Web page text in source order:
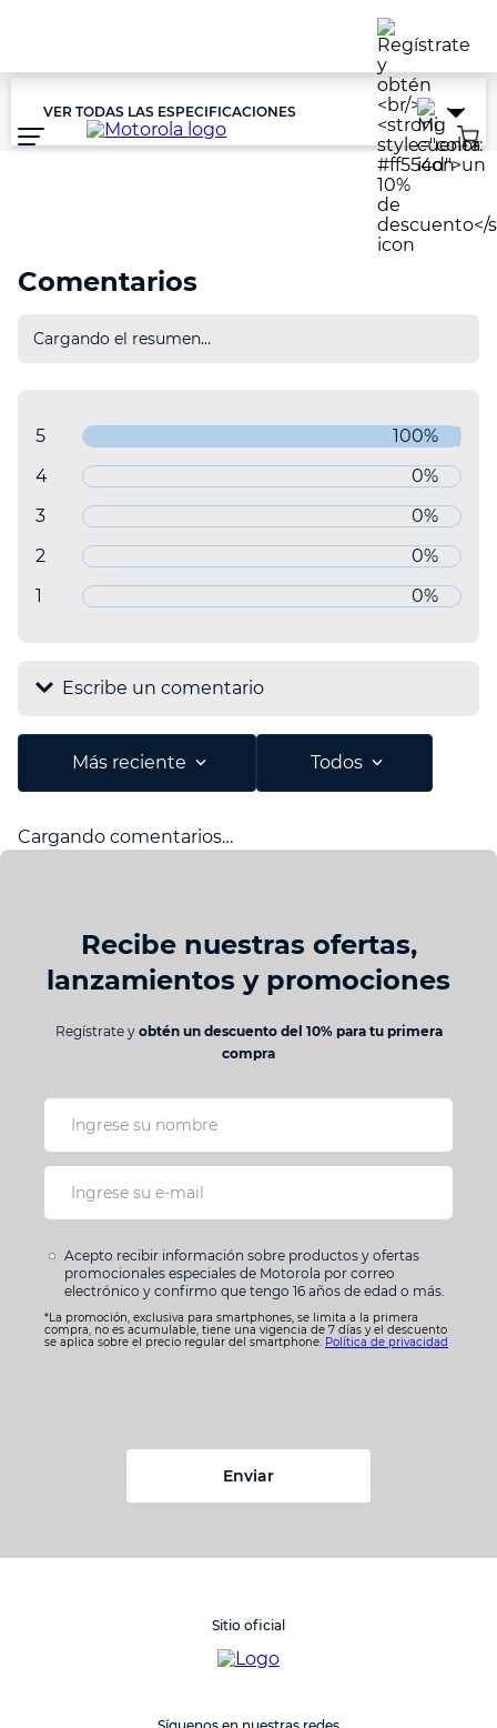
cuenta
sistema
de
VER TODAS LAS ESPECIFICACIONES
Comentarios
Cargando el resumen…
5 estrellas
100%
4 estrellas
0%
3 estrellas
0%
2 estrellas
0%
1 estrella
0%
Escribe un comentario
Agregar comentario
Tu nombre
Dirección de email
Enviar comentario
Más reciente Todos
Cargando comentarios…
Recibe nuestras ofertas,
lanzamientos y promociones
Regístrate y obtén un descuento del 10% para tu primera
compra
Enviar
Acepto recibir información sobre productos y ofertas
promocionales especiales de Motorola por correo
electrónico y confirmo que tengo 16 años de edad o más.
*La promoción, exclusiva para smartphones, se limita a la primera
compra, no es acumulable, tiene una vigencia de 7 días y el descuento
se aplica sobre el precio regular del smartphone. Política de privacidad
Sitio oficial